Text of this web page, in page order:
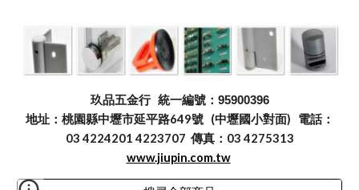
玖品五金行 統一編號：95900396
地址：桃園縣中壢市延平路649號 (中壢國小對面) 電話：
03 4224201 4223707 傳真：03 4275313
www.jiupin.com.tw